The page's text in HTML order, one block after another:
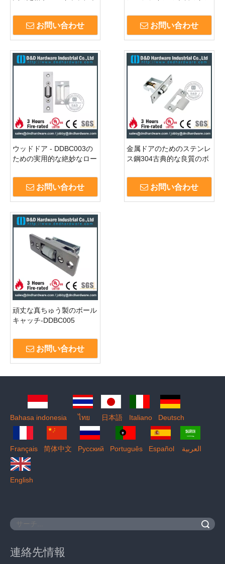
DDBC002
お問い合わせ
DDBC001
お問い合わせ
ウッドドア - DDBC003の
ための実用的な絶妙なロー
お問い合わせ
金属ドアのためのステンレ
ス鋼304古典的な良質のボ
お問い合わせ
頑丈な真ちゅう製のボール
キャッチ-DDBC005
お問い合わせ
Bahasa indonesia ไทย 日本語 Italiano Deutsch
Français 简体中文 Pусский Português Español العربية
English
連絡先情報